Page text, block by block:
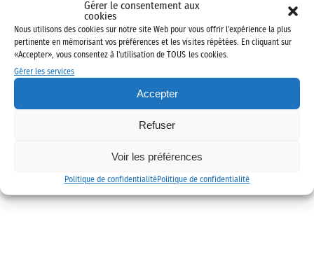
Gérer le consentement aux
cookies
Nous utilisons des cookies sur notre site Web pour vous offrir l'expérience la plus
pertinente en mémorisant vos préférences et les visites répétées. En cliquant sur
«Accepter», vous consentez à l'utilisation de TOUS les cookies.
Gérer les services
Accepter
Refuser
Voir les préférences
Politique de confidentialitéPolitique de confidentialité
Copyright © 2022 Alliance des mobilités
Mentions légales Politique de confidentialité Contact